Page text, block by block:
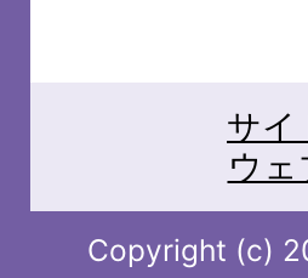
サイ
ウ
Copyright (c)